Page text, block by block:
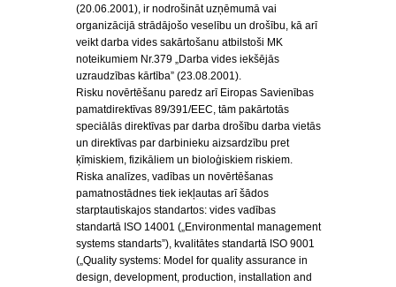
(20.06.2001), ir nodrošināt uzņēmumā vai
organizācijā strādājošo veselību un drošību, kā arī
veikt darba vides sakārtošanu atbilstoši MK
noteikumiem Nr.379 „Darba vides iekšējās
uzraudzības kārtība” (23.08.2001).
Risku novērtēšanu paredz arī Eiropas Savienības
pamatdirektīvas 89/391/EEC, tām pakārtotās
speciālās direktīvas par darba drošību darba vietās
un direktīvas par darbinieku aizsardzību pret
ķīmiskiem, fizikāliem un bioloģiskiem riskiem.
Riska analīzes, vadības un novērtēšanas
pamatnostādnes tiek iekļautas arī šādos
starptautiskajos standartos: vides vadības
standartā ISO 14001 („Environmental management
systems standarts”), kvalitātes standartā ISO 9001
(„Quality systems: Model for quality assurance in
design, development, production, installation and